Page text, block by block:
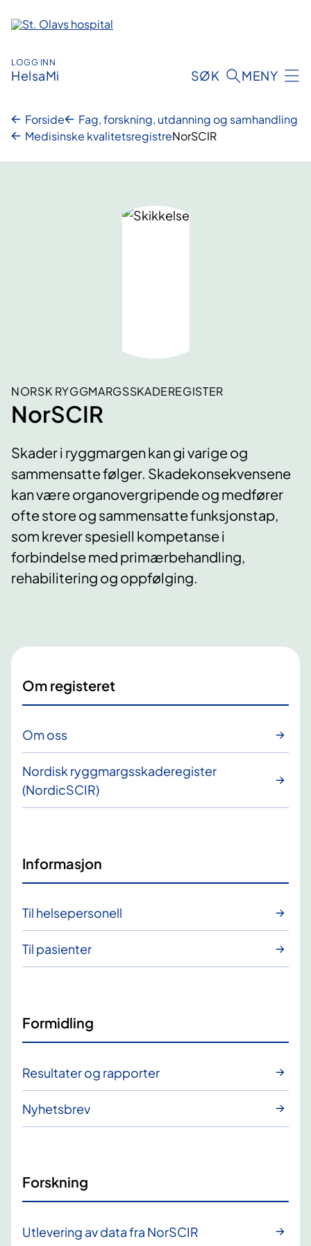
innhold
LOGG INN
HelsaMi SØK MENY
Forside
Fag, forskning, utdanning og samhandling
Medisinske kvalitetsregistreNorSCIR
NORSK RYGGMARGSSKADEREGISTER
NorSCIR
Skader i ryggmargen kan gi varige og
sammensatte følger. Skadekonsekvensene
kan være organovergripende og medfører
ofte store og sammensatte funksjonstap,
som krever spesiell kompetanse i
forbindelse med primærbehandling,
rehabilitering og oppfølging.
Om registeret
Om oss
Nordisk ryggmargsskaderegister
(NordicSCIR)
Informasjon
Til helsepersonell
Til pasienter
Formidling
Resultater og rapporter
Nyhetsbrev
Forskning
Utlevering av data fra NorSCIR